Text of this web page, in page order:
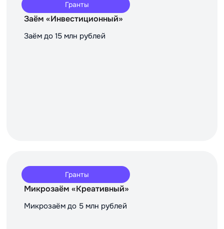
Гранты
Заём «Инвестиционный»
Заём до 15 млн рублей
Гранты
Микрозаём «Креативный»
Микрозаём до 5 млн рублей